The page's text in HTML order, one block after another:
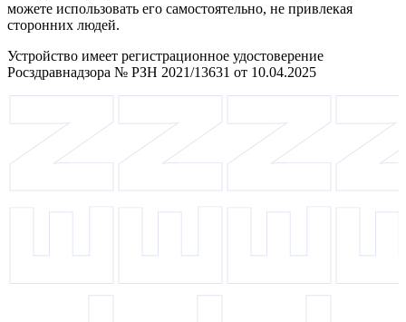
можете использовать его самостоятельно, не привлекая
сторонних людей.
Устройство имеет регистрационное удостоверение
Росздравнадзора № РЗН 2021/13631 от 10.04.2025